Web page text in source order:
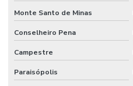
Monte Santo de Minas
Conselheiro Pena
Campestre
Paraisópolis